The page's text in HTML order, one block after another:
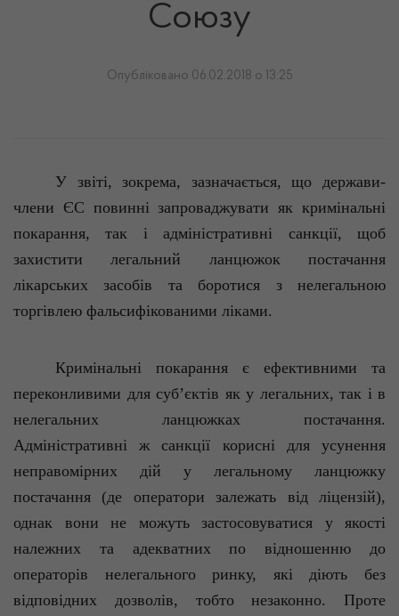
Союзу
Опубліковано 06.02.2018 о 13:25
У звіті, зокрема, зазначається, що держави-
члени ЄС повинні запроваджувати як кримінальні
покарання, так і адміністративні санкції, щоб
захистити легальний ланцюжок постачання
лікарських засобів та боротися з нелегальною
торгівлею фальсифікованими ліками.
Кримінальні покарання є ефективними та
переконливими для суб’єктів як у легальних, так і в
нелегальних ланцюжках постачання.
Адміністративні ж санкції корисні для усунення
неправомірних дій у легальному ланцюжку
постачання (де оператори залежать від ліцензій),
однак вони не можуть застосовуватися у якості
належних та адекватних по відношенню до
операторів нелегального ринку, які діють без
відповідних дозволів, тобто незаконно. Проте